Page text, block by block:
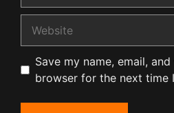
Save my name, email,
browser for the next time